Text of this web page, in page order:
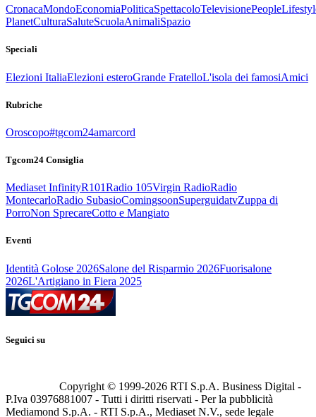
CronacaMondoEconomiaPoliticaSpettacoloTelevisionePeople
PlanetCulturaSaluteScuolaAnimaliSpazio
Speciali
Elezioni ItaliaElezioni esteroGrande FratelloL'isola dei famosiAmici
Rubriche
Oroscopo#tgcom24amarcord
Tgcom24 Consiglia
Mediaset InfinityR101Radio 105Virgin RadioRadio
MontecarloRadio SubasioComingsoonSuperguidatvZuppa di
PorroNon SprecareCotto e Mangiato
Eventi
Identità Golose 2026Salone del Risparmio 2026Fuorisalone
2026L'Artigiano in Fiera 2025
Seguici su
Copyright © 1999-2026 RTI S.p.A. Business Digital -
P.Iva 03976881007 - Tutti i diritti riservati - Per la pubblicità
Mediamond S.p.A. - RTI S.p.A., Mediaset N.V., sede legale